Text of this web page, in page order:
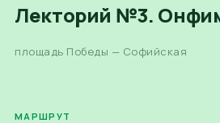
Лекторий №3.
площадь Победы — Софийская
МАРШРУТ